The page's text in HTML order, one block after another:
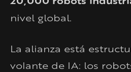
nivel global.
La alianza está
volante de IA: los